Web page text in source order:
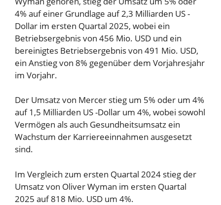
4% auf einer Grundlage auf 2,3 Milliarden US -
Dollar im ersten Quartal 2025, wobei ein
Betriebsergebnis von 456 Mio. USD und ein
bereinigtes Betriebsergebnis von 491 Mio. USD,
ein Anstieg von 8% gegenüber dem Vorjahresjahr
im Vorjahr.
Der Umsatz von Mercer stieg um 5% oder um 4%
auf 1,5 Milliarden US -Dollar um 4%, wobei sowohl
Vermögen als auch Gesundheitsumsatz ein
Wachstum der Karriereeinnahmen ausgesetzt
sind.
Im Vergleich zum ersten Quartal 2024 stieg der
Umsatz von Oliver Wyman im ersten Quartal
2025 auf 818 Mio. USD um 4%.